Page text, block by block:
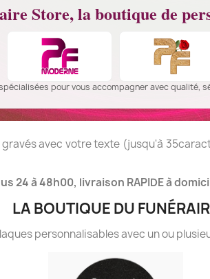
Store, la boutique de
pour vous accompagner avec qualité,
avec votre texte (jusqu'à
24 à 48h00, livraison RAPIDE à
LA BOUTIQUE DU
personnalisables avec un ou